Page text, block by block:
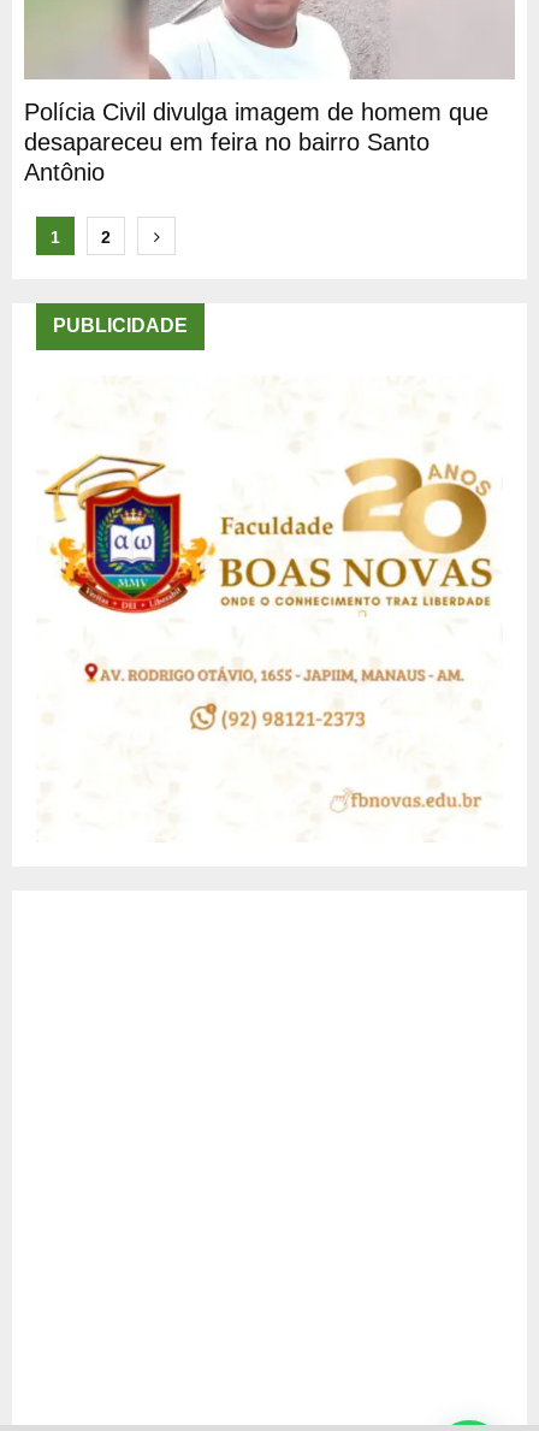
Polícia Civil divulga imagem de homem que
desapareceu em feira no bairro Santo
Antônio
Paginação
posts
1 2
PUBLICIDADE